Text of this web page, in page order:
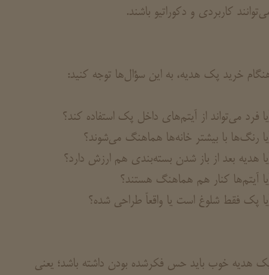
کاربردی و دکوراتیو باشند.
خرید پک هدیه، به این سؤال‌ها توجه کنید:
فرد می‌تواند از آیتم‌های داخل پک استفاده کند؟
رنگ‌ها با بیشتر خانه‌ها هماهنگ می‌شوند؟
هدیه بعد از باز شدن بسته‌بندی هم ارزش دارد؟
آیتم‌ها کنار هم هماهنگ هستند؟
پک فقط شلوغ است یا واقعاً طراحی شده؟
هدیه خوب باید حس فکرشده بودن داشته باشد؛ یعنی